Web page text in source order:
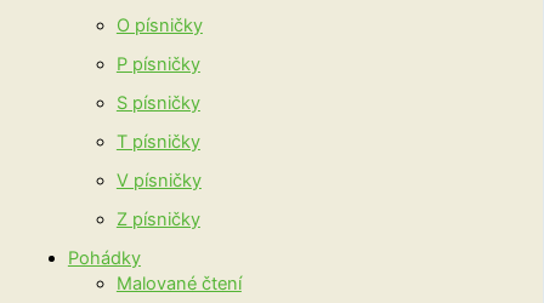
O písničky
P písničky
S písničky
T písničky
V písničky
Z písničky
Pohádky
Malované čtení